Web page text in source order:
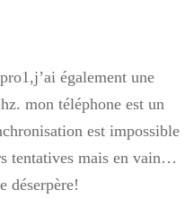
également une
mon téléphone est un
est impossible
tentatives mais en vain…
déserpère!